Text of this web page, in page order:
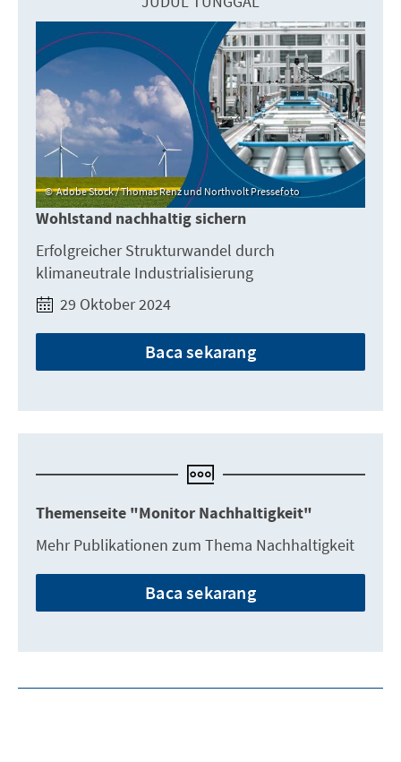
Adobe Stock / Thomas Renz und Northvolt Pressefoto
Wohlstand nachhaltig sichern
Erfolgreicher Strukturwandel durch
klimaneutrale Industrialisierung
29 Oktober 2024
Baca sekarang
Themenseite "Monitor Nachhaltigkeit"
Mehr Publikationen zum Thema Nachhaltigkeit
Baca sekarang